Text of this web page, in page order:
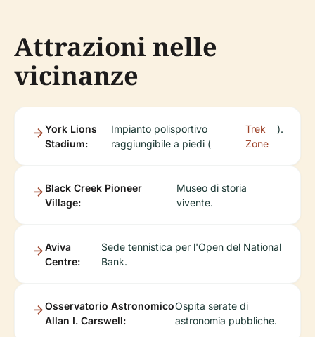
Attrazioni nelle
vicinanze
York Lions
Stadium:
Impianto polisportivo
raggiungibile a piedi (
Trek
Zone
).
Black Creek Pioneer
Village:
Museo di storia
vivente.
Aviva
Centre:
Sede tennistica per l'Open del National
Bank.
Osservatorio Astronomico
Allan I. Carswell:
Ospita serate di
astronomia pubbliche.